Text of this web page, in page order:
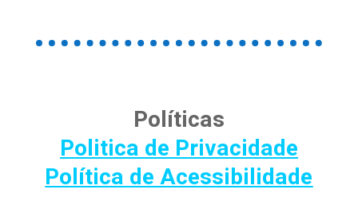
Políticas
Politica de Privacidade
Política de Acessibilidade